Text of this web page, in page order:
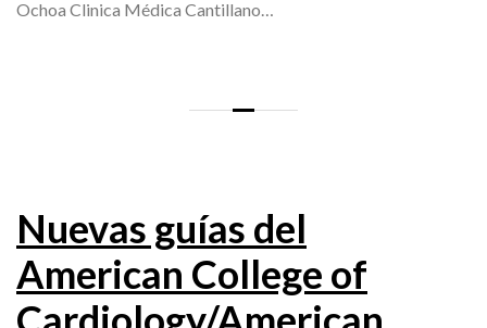
Ochoa Clinica Médica Cantillano…
Nuevas guías del
American College of